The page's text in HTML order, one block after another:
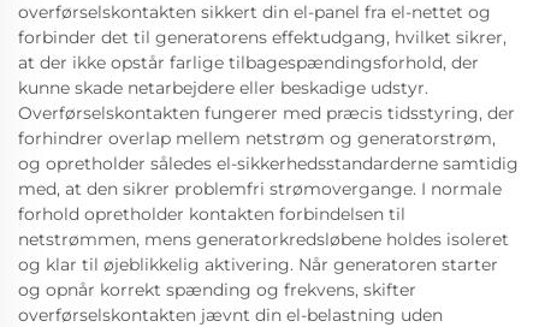
overførselskontakten sikkert din el-panel fra el-nettet og
forbinder det til generatorens effektudgang, hvilket sikrer,
at der ikke opstår farlige tilbagespændingsforhold, der
kunne skade netarbejdere eller beskadige udstyr.
Overførselskontakten fungerer med præcis tidsstyring, der
forhindrer overlap mellem netstrøm og generatorstrøm,
og opretholder således el-sikkerhedsstandarderne samtidig
med, at den sikrer problemfri strømovergange. I normale
forhold opretholder kontakten forbindelsen til
netstrømmen, mens generatorkredsløbene holdes isoleret
og klar til øjeblikkelig aktivering. Når generatoren starter
og opnår korrekt spænding og frekvens, skifter
overførselskontakten jævnt din el-belastning uden